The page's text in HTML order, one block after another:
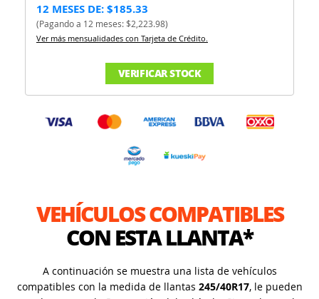
12 MESES DE: $185.33
(Pagando a 12 meses: $2,223.98)
Ver más mensualidades con Tarjeta de Crédito.
VERIFICAR STOCK
VEHÍCULOS COMPATIBLES
CON ESTA LLANTA*
A continuación se muestra una lista de vehículos
compatibles con la medida de llantas 245/40R17, le pueden